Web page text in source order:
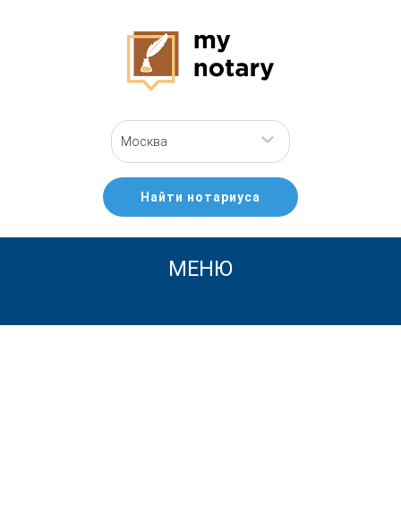
Москва
Найти нотариуса
МЕНЮ